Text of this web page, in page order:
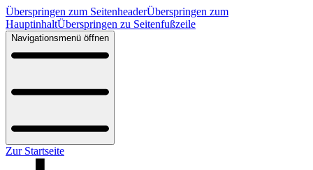
Überspringen zum SeitenheaderÜberspringen zum
HauptinhaltÜberspringen zu Seitenfußzeile
Navigationsmenü öffnen
Zur Startseite